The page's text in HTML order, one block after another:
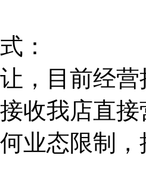
：
，目前经
收我店直
业态限制